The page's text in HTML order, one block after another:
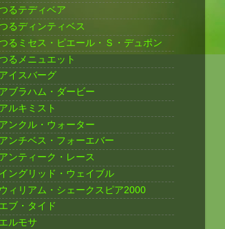
るテディベア
るディンティベス
るミセス・ピエール・Ｓ・デュポン
るメニュエット
アイスバーグ
アブラハム・ダービー
アルキミスト
アンクル・ウォーター
アンチベス・フォーエバー
アンティーク・レース
イングリッド・ウェイブル
ウィリアム・シェークスピア2000
エブ・タイド
エルモサ